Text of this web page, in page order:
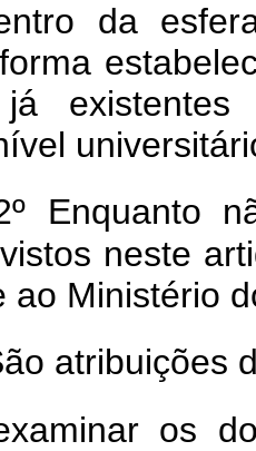
da
Enquanto
neste
ao Ministério
atribuições
os